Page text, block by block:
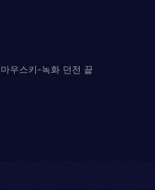
우스키-녹화 던전 끝